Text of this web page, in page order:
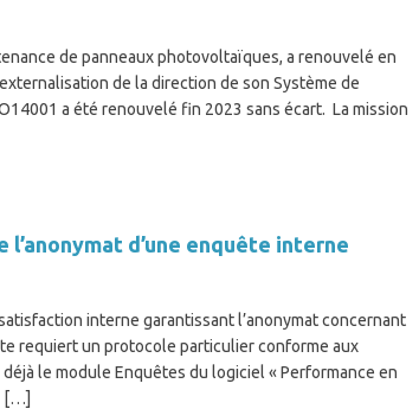
de panneaux photovoltaïques, a renouvelé en
de la direction de son Système de
a été renouvelé fin 2023 sans écart. La mission
l’anonymat d’une enquête interne
interne garantissant l’anonymat concernant
requiert un protocole particulier conforme aux
le module Enquêtes du logiciel « Performance en
[…]